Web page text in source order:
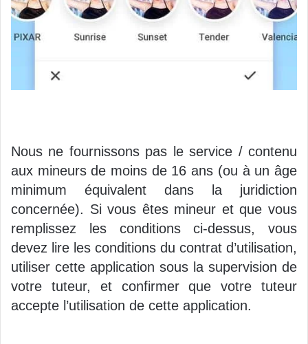
Nous ne fournissons pas le service / contenu
aux mineurs de moins de 16 ans (ou à un âge
minimum équivalent dans la juridiction
concernée). Si vous êtes mineur et que vous
remplissez les conditions ci-dessus, vous
devez lire les conditions du contrat d’utilisation,
utiliser cette application sous la supervision de
votre tuteur, et confirmer que votre tuteur
accepte l’utilisation de cette application.